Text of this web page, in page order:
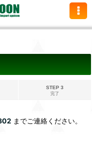
STEP 3
完了
までご連絡ください。